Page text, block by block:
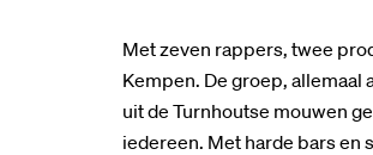
Met zeven rappers, twee
Kempen. De groep,
uit de Turnhoutse mouwen
iedereen. Met harde bars en